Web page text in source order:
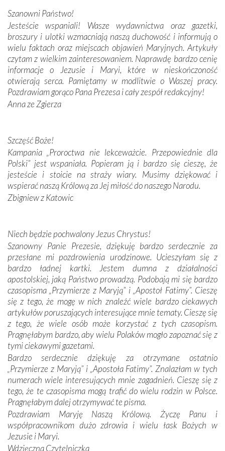
budowniczych.
Podążyliśmy też śladami fatimskich wizjonerów – Łucji
dos Santos oraz świętych Hiacynty i Franciszka Marto.
Modliliśmy się przy ich grobach. Odprawiliśmy Drogę
Krzyżową w ich rodzinnych stronach, odwiedziliśmy
domy, w których żyli.
W miejscu objawień Matki Bożej zapaliliśmy świece
Podczas tej kilkudniowej wyprawy na każdym kroku
spotykaliśmy się z serdeczną otwartością
Portugalczyków. Podziwialiśmy ich ludową sztukę i
zwyczaje. Mimo że nasze kraje są od siebie bardzo
oddalone, w żaden sposób nie czuliśmy się obco.
Sprawiła to oczywiście sama Matka Boża, ale też
kulturowa bliskość biorąca swój początek w naszej
mieliśmy okazję przekonać się, że Maryja swoją opieką
otacza nie tylko nasz naród, lecz wszystkie nacje, które
się Jej ufnie oddają, a także każdą osobę, która zawierza
Jej siebie oraz swych bliskich.
Dzieje Portugalii to również historia wierności Bogu i
odstępstw, także w życiu władców. Trudne momenty w
wymiarze tak osobistym, jak i zbiorowym, przypominają o
konieczności ciągłego zabiegania o własną duszę i o łaskę
Opatrzności. Wierność przynosi pomyślność –
przynajmniej w życiu duchowym. Odstępstwo owocuje
nieszczęściem i śmiercią. Te uniwersalne prawdy
przychodziły na myśl, gdy słuchaliśmy opowieści
przewodników o portugalskich monarchach i wodzach,
zwycięskich bitwach i nieszczęśliwych losach grzesznych
kochanków.
Byli tym razem pośród Apostołów Fatimy reprezentanci
każdego spośród żyjących pokoleń. Najmłodszy uczestnik
Szanowni Państwo!
Jesteście wspaniali! Wasze wydawnictwa oraz gazetki,
broszury i ulotki wzmacniają naszą duchowość i informują o
wielu faktach oraz miejscach objawień Maryjnych. Artykuły
czytam z wielkim zainteresowaniem. Naprawdę bardzo cenię
informacje o Jezusie i Maryi, które w nieskończoność
otwierają serca. Pamiętamy w modlitwie o Waszej pracy.
Pozdrawiam gorąco Pana Prezesa i cały zespół redakcyjny!
Anna ze Zgierza
Szczęść Boże!
Kampania „Proroctwa nie lekceważcie. Przepowiednie dla
Polski” jest wspaniała. Popieram ją i bardzo się cieszę, że
jesteście i stoicie na straży wiary. Musimy dziękować i
wspierać naszą Królową za Jej miłość do naszego Narodu.
Zbigniew z Katowic
Niech będzie pochwalony Jezus Chrystus!
Szanowny Panie Prezesie, dziękuję bardzo serdecznie za
przesłane mi pozdrowienia urodzinowe. Ucieszyłam się z
bardzo ładnej kartki. Jestem dumna z działalności
apostolskiej, jaką Państwo prowadzą. Podobają mi się bardzo
czasopisma „Przymierze z Maryją” i „Apostoł Fatimy”. Cieszę
się z tego, że mogę w nich znaleźć wiele bardzo ciekawych
artykułów poruszających interesujące mnie tematy. Cieszę się
z tego, że wiele osób może korzystać z tych czasopism.
Pragnęłabym bardzo, aby wielu Polaków mogło zapoznać się z
tymi ciekawymi gazetami.
Bardzo serdecznie dziękuję za otrzymane ostatnio
„Przymierze z Maryją” i „Apostoła Fatimy”. Znalazłam w tych
numerach wiele interesujących mnie zagadnień. Cieszę się z
tego, że te czasopisma mogą trafić do wielu rodzin w Polsce.
Pragnęłabym dalej otrzymywać te pisma.
Pozdrawiam Maryję Naszą Królową. Życzę Panu i
współpracownikom dużo zdrowia i wielu łask Bożych w
Jezusie i Maryi.
Wdzięczna Czytelniczka